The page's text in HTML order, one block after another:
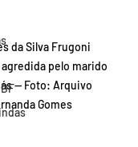
da Silva Frugoni
pelo marido
— Foto: Arquivo
Gomes